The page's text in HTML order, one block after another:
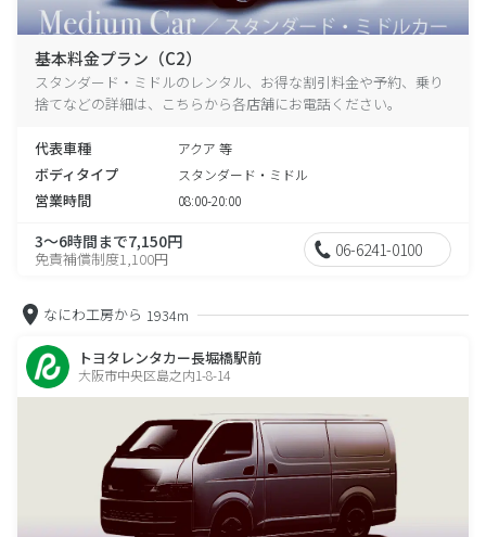
基本料金プラン（C2）
スタンダード・ミドルのレンタル、お得な割引料金や予約、乗り
捨てなどの詳細は、こちらから各店舗にお電話ください。
代表車種 アクア 等
ボディタイプ スタンダード・ミドル
営業時間 08:00-20:00
3～6時間まで7,150円
免責補償制度1,100円 06-6241-0100
なにわ工房から 1934m
トヨタレンタカー長堀橋駅前
大阪市中央区島之内1-8-14